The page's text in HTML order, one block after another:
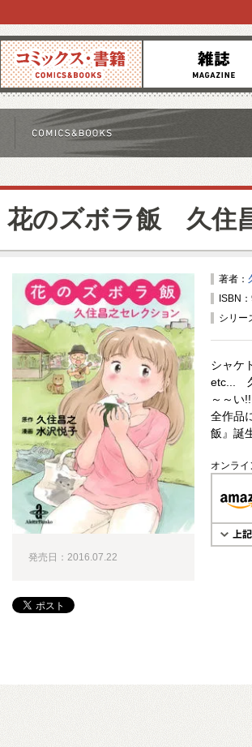
コミックス 雑誌
花のズボラ飯 久住
著者：
ISBN
シリー
シャケ
etc...
～～い
全作品
飯』誕
オンライ
発売日：2016.07.22